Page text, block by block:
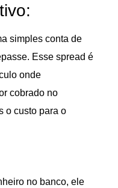
simples conta de
Esse spread é
onde
cobrado no
o custo para o
no banco, ele